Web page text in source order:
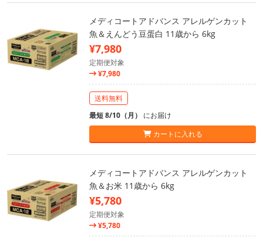
メディコートアドバンス アレルゲンカット
魚＆えんどう豆蛋白 11歳から 6kg
¥7,980
定期便対象
¥7,980
送料無料
最短 8/10（月） にお届け
カートに入れる
メディコートアドバンス アレルゲンカット
魚＆お米 11歳から 6kg
¥5,780
定期便対象
¥5,780